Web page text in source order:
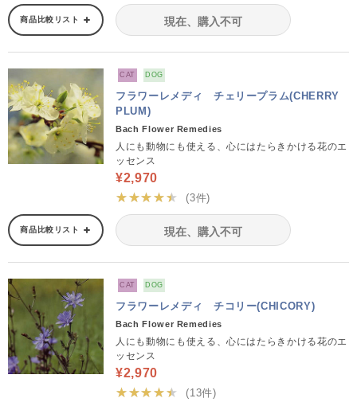
商品比較リスト 現在、購入不可
CAT DOG
フラワーレメディ チェリープラム(CHERRY
PLUM)
Bach Flower Remedies
人にも動物にも使える、心にはたらきかける花のエ
ッセンス
¥2,970
★★★★★
(3件)
商品比較リスト 現在、購入不可
CAT DOG
フラワーレメディ チコリー(CHICORY)
Bach Flower Remedies
人にも動物にも使える、心にはたらきかける花のエ
ッセンス
¥2,970
★★★★★
(13件)